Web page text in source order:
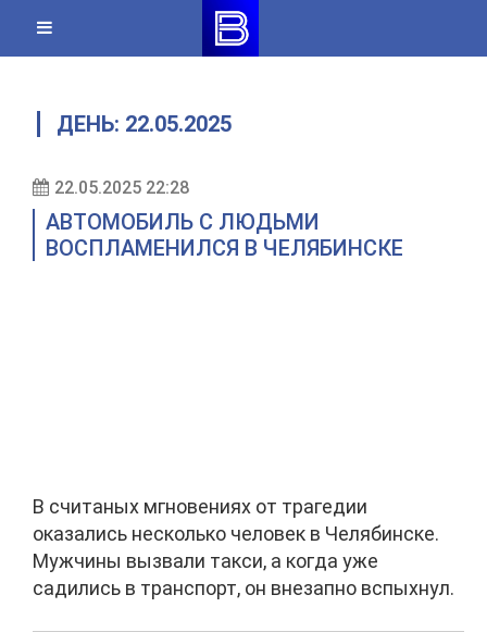
content
ДЕНЬ: 22.05.2025
22.05.2025 22:28
АВТОМОБИЛЬ С ЛЮДЬМИ
ВОСПЛАМЕНИЛСЯ В ЧЕЛЯБИНСКЕ
В считаных мгновениях от трагедии
оказались несколько человек в Челябинске.
Мужчины вызвали такси, а когда уже
садились в транспорт, он внезапно вспыхнул.